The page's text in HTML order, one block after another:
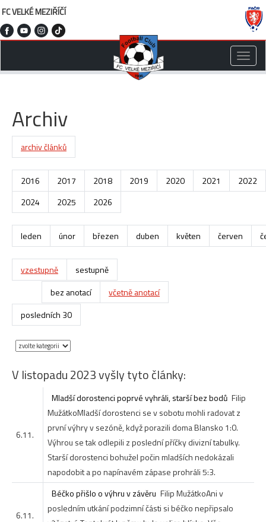
FC VELKÉ MEZIŘÍČÍ
Toggle
Archiv
archiv článků
2016 2017 2018 2019 2020 2021
2022
2024
2025 2026
leden únor březen duben květen červen
vzestupně
sestupně
bez anotací
včetně anotací
posledních 30
V listopadu 2023 vyšly tyto články:
6.11.
Mladší dorostenci poprvé vyhráli, starší bez bodů Filip
MužátkoMladší dorostenci se v sobotu mohli radovat z
první výhry v sezóně, když porazili doma Blansko 1:0.
Výhrou se tak odlepili z poslední příčky divizní tabulky.
Starší dorostenci bohužel počin mladších nedokázali
napodobit a po napínavém zápase prohráli 5:3.
6.11.
Béčko přišlo o výhru v závěru Filip MužátkoAni v
posledním utkání podzimní části si béčko nepřipsalo